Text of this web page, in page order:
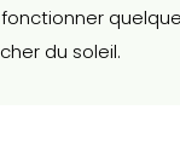
du soleil.